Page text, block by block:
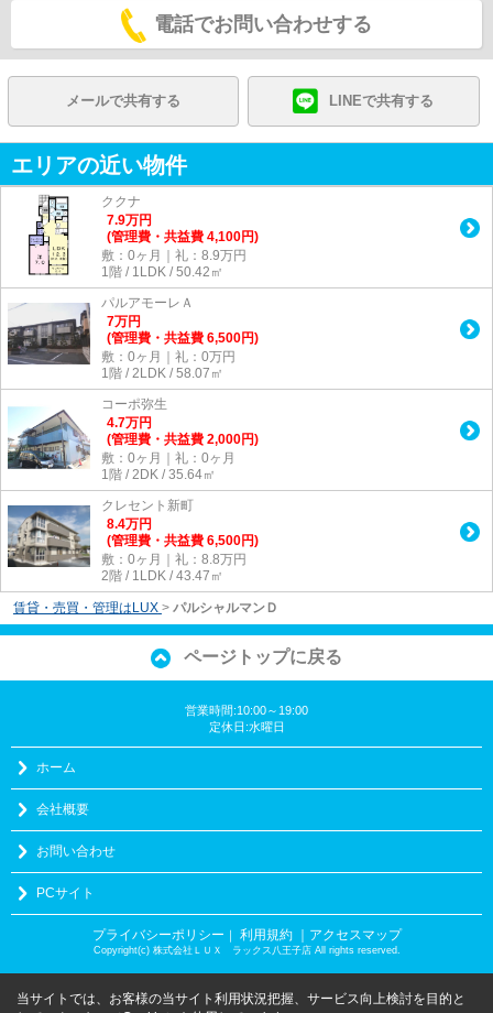
電話でお問い合わせする
メールで共有する LINEで共有する
エリアの近い物件
ククナ
7.9万円
(管理費・共益費 4,100円)
敷：0ヶ月｜礼：8.9万円
1階 / 1LDK / 50.42㎡
パルアモーレＡ
7万円
(管理費・共益費 6,500円)
敷：0ヶ月｜礼：0万円
1階 / 2LDK / 58.07㎡
コーポ弥生
4.7万円
(管理費・共益費 2,000円)
敷：0ヶ月｜礼：0ヶ月
1階 / 2DK / 35.64㎡
クレセント新町
8.4万円
(管理費・共益費 6,500円)
敷：0ヶ月｜礼：8.8万円
2階 / 1LDK / 43.47㎡
賃貸・売買・管理はLUX > パルシャルマンＤ
ページトップに戻る
営業時間:10:00～19:00
定休日:水曜日
ホーム
会社概要
お問い合わせ
PCサイト
プライバシーポリシー ｜ 利用規約 ｜アクセスマップ
Copyright(c) 株式会社ＬＵＸ ラックス八王子店 All rights reserved.
当サイトでは、お客様の当サイト利用状況把握、サービス向上検討を目的と